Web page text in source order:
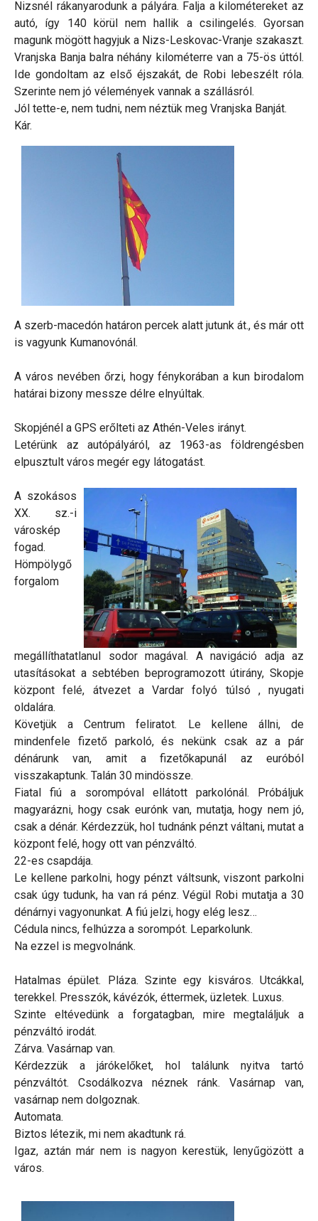
Nizsnél rákanyarodunk a pályára. Falja a kilométereket az
autó, így 140 körül nem hallik a csilingelés. Gyorsan
magunk mögött hagyjuk a Nizs-Leskovac-Vranje szakaszt.
Vranjska Banja balra néhány kilométerre van a 75-ös úttól.
Ide gondoltam az első éjszakát, de Robi lebeszélt róla.
Szerinte nem jó vélemények vannak a szállásról.
Jól tette-e, nem tudni, nem néztük meg Vranjska Banját.
Kár.
A szerb-macedón határon percek alatt jutunk át., és már ott
is vagyunk Kumanovónál.
A város nevében őrzi, hogy fénykorában a kun birodalom
határai bizony messze délre elnyúltak.
Skopjénél a GPS erőlteti az Athén-Veles irányt.
Letérünk az autópályáról, az 1963-as földrengésben
elpusztult város megér egy látogatást.
A szokásos
XX. sz.-i
városkép
fogad.
Hömpölygő
forgalom
megállíthatatlanul sodor magával. A navigáció adja az
utasításokat a sebtében beprogramozott útirány, Skopje
központ felé, átvezet a Vardar folyó túlsó , nyugati
oldalára.
Követjük a Centrum feliratot. Le kellene állni, de
mindenfele fizető parkoló, és nekünk csak az a pár
dénárunk van, amit a fizetőkapunál az euróból
visszakaptunk. Talán 30 mindössze.
Fiatal fiú a sorompóval ellátott parkolónál. Próbáljuk
magyarázni, hogy csak eurónk van, mutatja, hogy nem jó,
csak a dénár. Kérdezzük, hol tudnánk pénzt váltani, mutat a
központ felé, hogy ott van pénzváltó.
22-es csapdája.
Le kellene parkolni, hogy pénzt váltsunk, viszont parkolni
csak úgy tudunk, ha van rá pénz. Végül Robi mutatja a 30
dénárnyi vagyonunkat. A fiú jelzi, hogy elég lesz…
Cédula nincs, felhúzza a sorompót. Leparkolunk.
Na ezzel is megvolnánk.
Hatalmas épület. Pláza. Szinte egy kisváros. Utcákkal,
terekkel. Presszók, kávézók, éttermek, üzletek. Luxus.
Szinte eltévedünk a forgatagban, mire megtaláljuk a
pénzváltó irodát.
Zárva. Vasárnap van.
Kérdezzük a járókelőket, hol találunk nyitva tartó
pénzváltót. Csodálkozva néznek ránk. Vasárnap van,
vasárnap nem dolgoznak.
Automata.
Biztos létezik, mi nem akadtunk rá.
Igaz, aztán már nem is nagyon kerestük, lenyűgözött a
város.